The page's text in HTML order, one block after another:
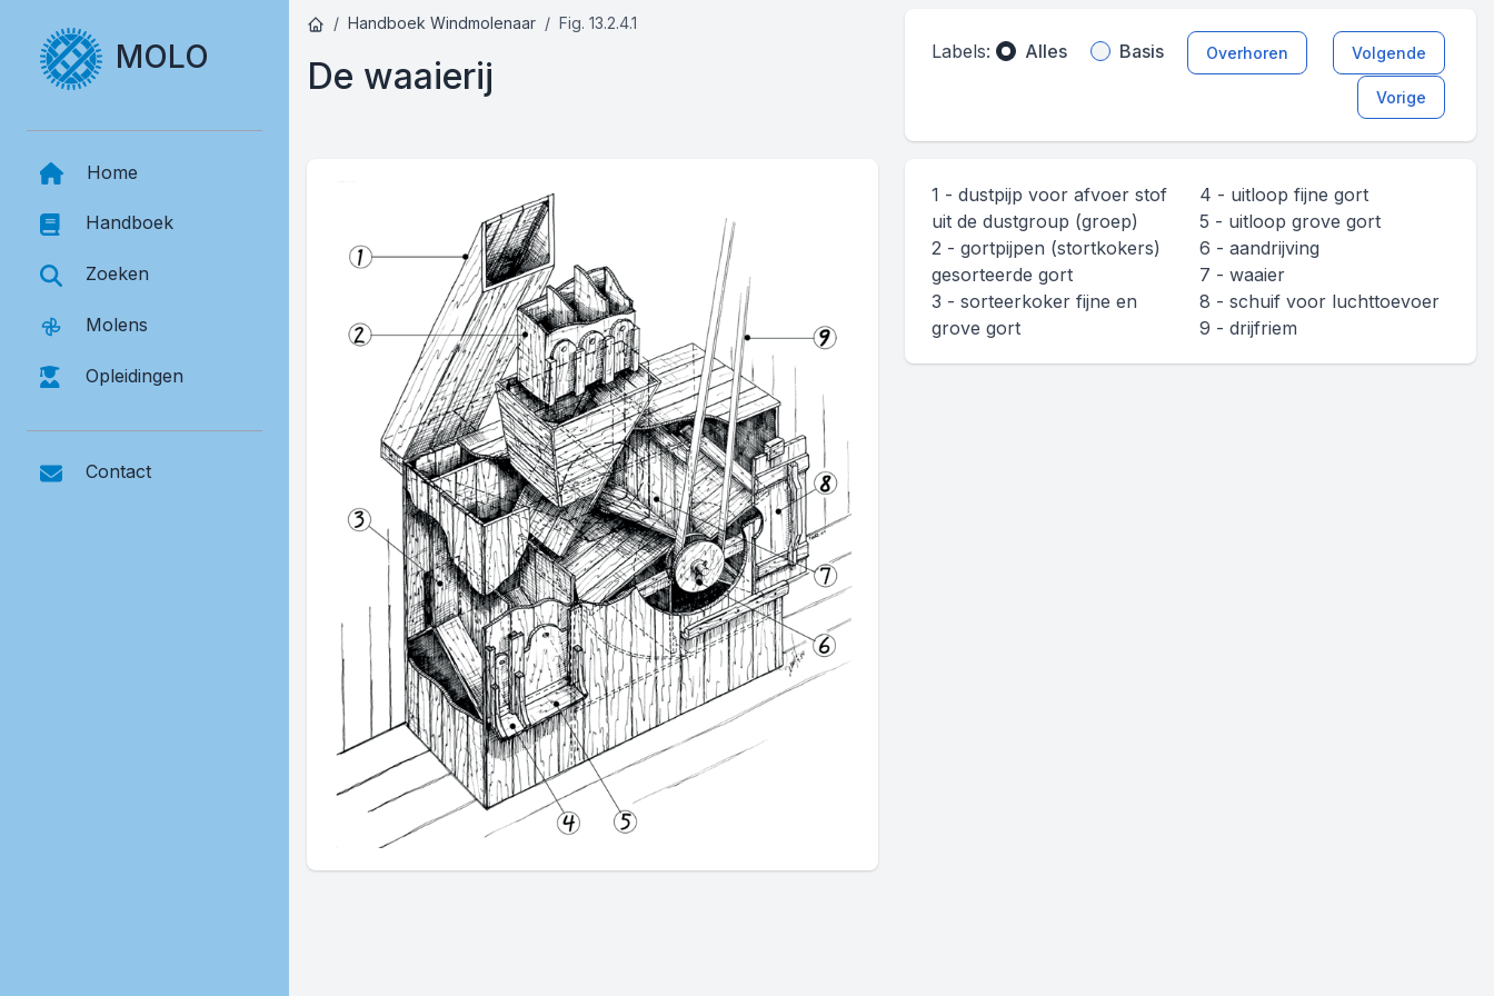
MOLO
Home
Handboek
Zoeken
Molens
Opleidingen
Contact
Handboek Windmolenaar Fig. 13.2.4.1
De waaierij
Labels: Alles Basis Overhoren Volgende
Vorige
1 - dustpijp voor afvoer stof
uit de dustgroup (groep)
2 - gortpijpen (stortkokers)
gesorteerde gort
3 - sorteerkoker fijne en
grove gort
4 - uitloop fijne gort
5 - uitloop grove gort
6 - aandrijving
7 - waaier
8 - schuif voor luchttoevoer
9 - drijfriem